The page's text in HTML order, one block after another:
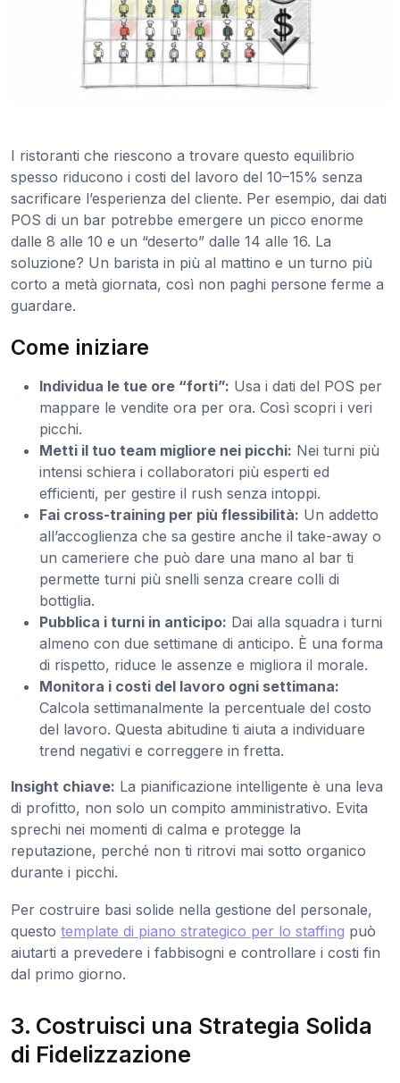
I ristoranti che riescono a trovare questo equilibrio
spesso riducono i costi del lavoro del 10–15% senza
sacrificare l’esperienza del cliente. Per esempio, dai dati
POS di un bar potrebbe emergere un picco enorme
dalle 8 alle 10 e un “deserto” dalle 14 alle 16. La
soluzione? Un barista in più al mattino e un turno più
corto a metà giornata, così non paghi persone ferme a
guardare.
Come iniziare
Individua le tue ore “forti”: Usa i dati del POS per
mappare le vendite ora per ora. Così scopri i veri
picchi.
Metti il tuo team migliore nei picchi: Nei turni più
intensi schiera i collaboratori più esperti ed
efficienti, per gestire il rush senza intoppi.
Fai cross-training per più flessibilità: Un addetto
all’accoglienza che sa gestire anche il take-away o
un cameriere che può dare una mano al bar ti
permette turni più snelli senza creare colli di
bottiglia.
Pubblica i turni in anticipo: Dai alla squadra i turni
almeno con due settimane di anticipo. È una forma
di rispetto, riduce le assenze e migliora il morale.
Monitora i costi del lavoro ogni settimana:
Calcola settimanalmente la percentuale del costo
del lavoro. Questa abitudine ti aiuta a individuare
trend negativi e correggere in fretta.
Insight chiave: La pianificazione intelligente è una leva
di profitto, non solo un compito amministrativo. Evita
sprechi nei momenti di calma e protegge la
reputazione, perché non ti ritrovi mai sotto organico
durante i picchi.
Per costruire basi solide nella gestione del personale,
questo template di piano strategico per lo staffing può
aiutarti a prevedere i fabbisogni e controllare i costi fin
dal primo giorno.
3. Costruisci una Strategia Solida
di Fidelizzazione